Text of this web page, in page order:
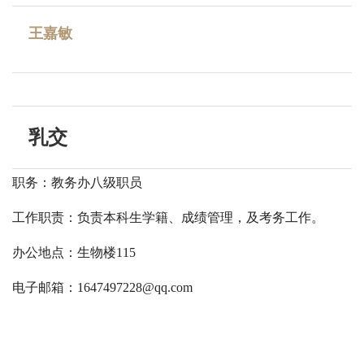
王嘉敏
乳交
职务：教务办八级职员
工作职责：负责本科生学籍、成绩管理，及考务工作。
办公地点：生物楼115
电子邮箱： 1647497228@qq.com